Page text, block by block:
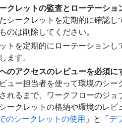
クレットの監査とローテーショ
シークレットを定期的に確認
のは削除してください。
トを定期的にローテーション
ます。
のアクセスのレビューを必須に
ュー担当者を使って環境のシ
れるまで、ワークフローのジ
ークレットの格納や環境のレ
のシークレットの使用 」と「デ